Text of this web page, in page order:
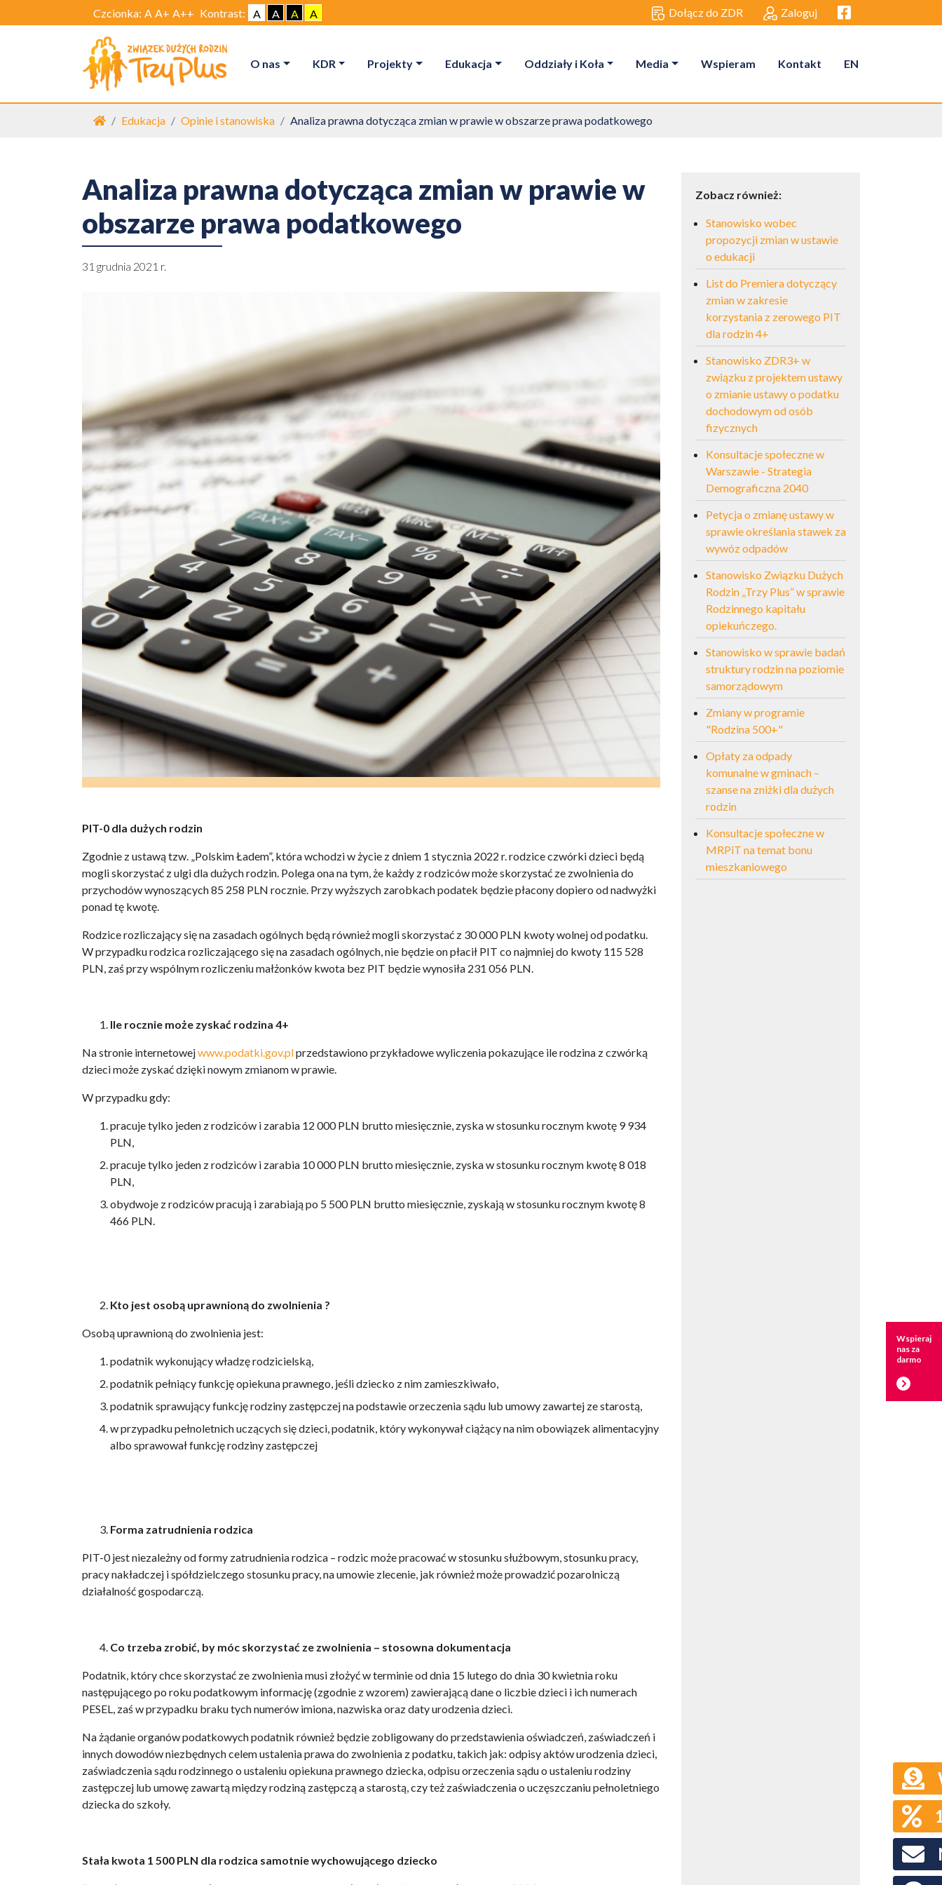
Czcionka: A A+ A++ Kontrast: A A A A Dołącz do ZDR Zaloguj Facebook link
O nas KDR Projekty Edukacja Oddziały i Koła Media Wspieram Kontakt EN
Strona główna
Edukacja Opinie i stanowiska Analiza prawna dotycząca zmian w prawie w obszarze prawa podatkowego
Analiza prawna dotycząca zmian w prawie w
obszarze prawa podatkowego
31 grudnia 2021 r.
PIT-0 dla dużych rodzin
Zgodnie z ustawą tzw. „Polskim Ładem”, która wchodzi w życie z dniem 1 stycznia 2022 r. rodzice czwórki dzieci będą
mogli skorzystać z ulgi dla dużych rodzin. Polega ona na tym, że każdy z rodziców może skorzystać ze zwolnienia do
przychodów wynoszących 85 258 PLN rocznie. Przy wyższych zarobkach podatek będzie płacony dopiero od nadwyżki
ponad tę kwotę.
Rodzice rozliczający się na zasadach ogólnych będą również mogli skorzystać z 30 000 PLN kwoty wolnej od podatku.
W przypadku rodzica rozliczającego się na zasadach ogólnych, nie będzie on płacił PIT co najmniej do kwoty 115 528
PLN, zaś przy wspólnym rozliczeniu małżonków kwota bez PIT będzie wynosiła 231 056 PLN.
Ile rocznie może zyskać rodzina 4+
Na stronie internetowejwww.podatki.gov.plprzedstawiono przykładowe wyliczenia pokazujące ile rodzina z czwórką
dzieci może zyskać dzięki nowym zmianom w prawie.
W przypadku gdy:
pracuje tylko jeden z rodziców i zarabia 12 000 PLN brutto miesięcznie, zyska w stosunku rocznym kwotę 9 934
PLN,
pracuje tylko jeden z rodziców i zarabia 10 000 PLN brutto miesięcznie, zyska w stosunku rocznym kwotę 8 018
PLN,
obydwoje z rodziców pracują i zarabiają po 5 500 PLN brutto miesięcznie, zyskają w stosunku rocznym kwotę 8
466 PLN.
Kto jest osobą uprawnioną do zwolnienia ?
Osobą uprawnioną do zwolnienia jest:
podatnik wykonujący władzę rodzicielską,
podatnik pełniący funkcję opiekuna prawnego, jeśli dziecko z nim zamieszkiwało,
podatnik sprawujący funkcję rodziny zastępczej na podstawie orzeczenia sądu lub umowy zawartej ze starostą,
w przypadku pełnoletnich uczących się dzieci, podatnik, który wykonywał ciążący na nim obowiązek alimentacyjny
albo sprawował funkcję rodziny zastępczej
Forma zatrudnienia rodzica
PIT-0 jest niezależny od formy zatrudnienia rodzica – rodzic może pracować w stosunku służbowym, stosunku pracy,
pracy nakładczej i spółdzielczego stosunku pracy, na umowie zlecenie, jak również może prowadzić pozarolniczą
działalność gospodarczą.
Co trzeba zrobić, by móc skorzystać ze zwolnienia – stosowna dokumentacja
Podatnik, który chce skorzystać ze zwolnienia musi złożyć w terminie od dnia 15 lutego do dnia 30 kwietnia roku
następującego po roku podatkowym informację (zgodnie z wzorem) zawierającą dane o liczbie dzieci i ich numerach
PESEL, zaś w przypadku braku tych numerów imiona, nazwiska oraz daty urodzenia dzieci.
Na żądanie organów podatkowych podatnik również będzie zobligowany do przedstawienia oświadczeń, zaświadczeń i
innych dowodów niezbędnych celem ustalenia prawa do zwolnienia z podatku, takich jak: odpisy aktów urodzenia dzieci,
zaświadczenia sądu rodzinnego o ustaleniu opiekuna prawnego dziecka, odpisu orzeczenia sądu o ustaleniu rodziny
zastępczej lub umowę zawartą między rodziną zastępczą a starostą, czy też zaświadczenia o uczęszczaniu pełnoletniego
dziecka do szkoły.
Stała kwota 1 500 PLN dla rodzica samotnie wychowującego dziecko
Zobacz również:
Stanowisko wobec
propozycji zmian w ustawie
o edukacji
List do Premiera dotyczący
zmian w zakresie
korzystania z zerowego PIT
dla rodzin 4+
Stanowisko ZDR3+ w
związku z projektem ustawy
o zmianie ustawy o podatku
dochodowym od osób
fizycznych
Konsultacje społeczne w
Warszawie - Strategia
Demograficzna 2040
Petycja o zmianę ustawy w
sprawie określania stawek za
wywóz odpadów
Stanowisko Związku Dużych
Rodzin „Trzy Plus” w sprawie
Rodzinnego kapitału
opiekuńczego.
Stanowisko w sprawie badań
struktury rodzin na poziomie
samorządowym
Zmiany w programie
"Rodzina 500+"
Opłaty za odpady
komunalne w gminach –
szanse na zniżki dla dużych
rodzin
Konsultacje społeczne w
MRPiT na temat bonu
mieszkaniowego
Wspieraj
nas za
darmo